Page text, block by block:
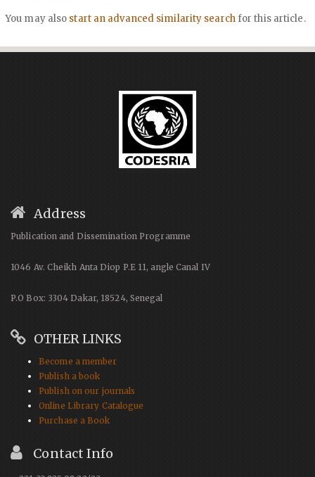
You may also start an advanced similarity searchfor this article.
Address
Publication and Dissemination Programme
1046 Av. Cheikh Anta Diop P.E 11, angle Canal IV
P.O Box: 3304 Dakar, 18524, Senegal
OTHER LINKS
Become a member
Publish a book
Publish on our journals
Online Library Catalogue
Purchase a Book
Contact Info